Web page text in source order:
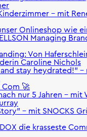
– mit
Onlineshop wie
Managing
Von
Caroline Nichols
stay heydrated!" -
🚀
nur 5 Jahren - mit
- mit SNOCKS
die krasseste